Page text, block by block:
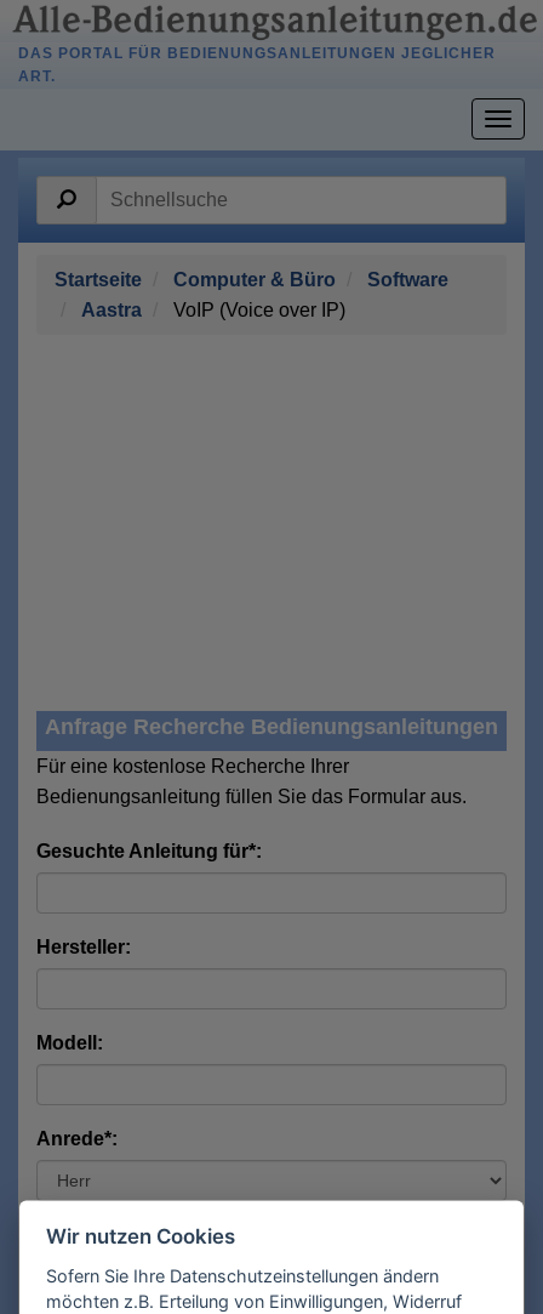
DAS PORTAL FÜR BEDIENUNGSANLEITUNGEN JEGLICHER
ART.
Startseite Computer & Büro
Software
Aastra
VoIP (Voice over IP)
Anfrage Recherche Bedienungsanleitungen
Für eine kostenlose Recherche Ihrer
Bedienungsanleitung füllen Sie das Formular aus.
Gesuchte Anleitung für*:
Hersteller:
Modell:
Anrede*:
Vorname*:
Wir nutzen Cookies
Sofern Sie Ihre Datenschutzeinstellungen ändern
möchten z.B. Erteilung von Einwilligungen, Widerruf